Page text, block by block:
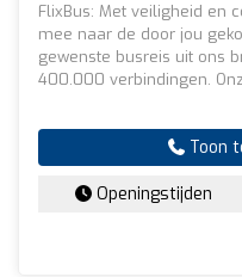
FlixBus: Met veiligheid en
mee naar de door jou
gewenste busreis uit ons
400.000 verbindingen.
Toon
Openingstijden